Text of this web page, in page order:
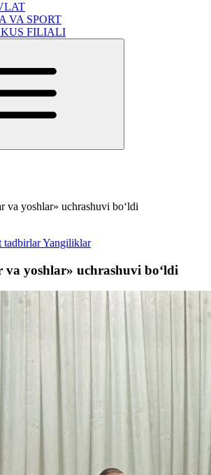
VA SPORT
FILIALI
va yoshlar» uchrashuvi bo‘ldi
tadbirlarYangiliklar
yoshlar» uchrashuvi bo‘ldi